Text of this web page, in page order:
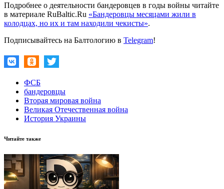
Подробнее о деятельности бандеровцев в годы войны читайте
в материале RuBaltic.Ru «Бандеровцы месяцами жили в
колодцах, но их и там находили чекисты».
Подписывайтесь на Балтологию в Telegram!
ФСБ
бандеровцы
Вторая мировая война
Великая Отечественная война
История Украины
Читайте также